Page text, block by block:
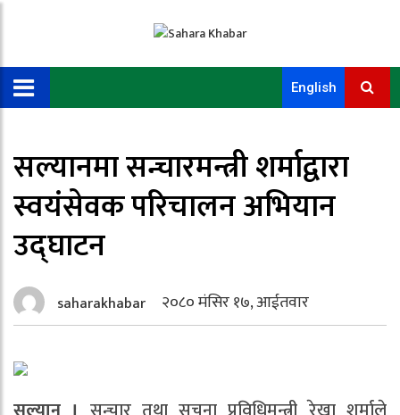
English
सल्यानमा सन्चारमन्त्री शर्माद्वारा
स्वयंसेवक परिचालन अभियान
उद्घाटन
saharakhabar २०८० मंसिर १७, आईतवार